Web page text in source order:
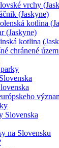
vrchy
(Jaskyne)
kotlina
(Jaskyne)
kotlina
chránené
Slovenska
na Slovensku